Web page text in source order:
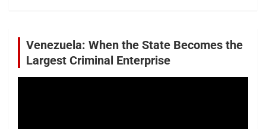
Venezuela: When the State Becomes the
Largest Criminal Enterprise